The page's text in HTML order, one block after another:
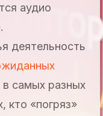
аудио
деятельность
самых разных
кто «погряз»